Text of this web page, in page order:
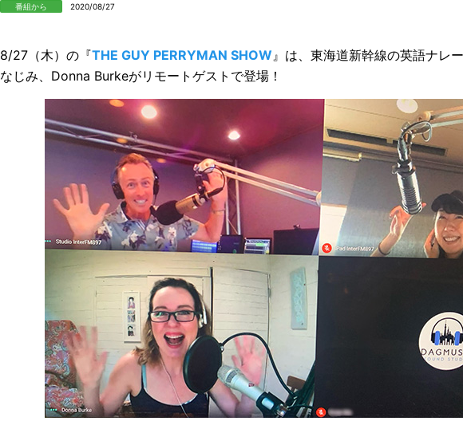
番組から 2020/08/27
8/27（木）の『THE GUY PERRYMAN SHOW 』は、東海道新幹線の英語ナレ
なじみ、Donna Burkeがリモートゲストで登場！